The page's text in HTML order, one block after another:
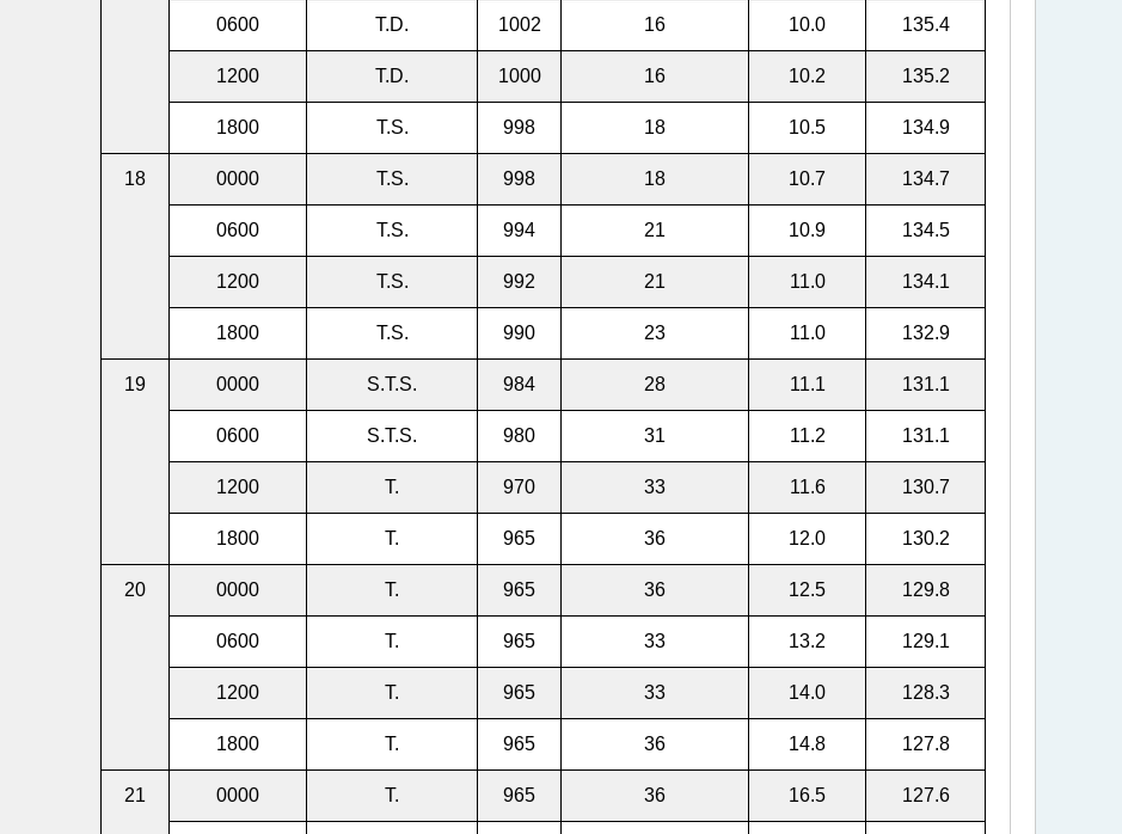
0600 T.D. 1002 16 10.0 135.4
1200 T.D. 1000 16 10.2 135.2
1800 T.S. 998 18 10.5 134.9
18 0000 T.S. 998 18 10.7 134.7
0600 T.S. 994 21 10.9 134.5
1200 T.S. 992 21 11.0 134.1
1800 T.S. 990 23 11.0 132.9
19 0000 S.T.S. 984 28 11.1 131.1
0600 S.T.S. 980 31 11.2 131.1
1200 T. 970 33 11.6 130.7
1800 T. 965 36 12.0 130.2
20 0000 T. 965 36 12.5 129.8
0600 T. 965 33 13.2 129.1
1200 T. 965 33 14.0 128.3
1800 T. 965 36 14.8 127.8
21 0000 T. 965 36 16.5 127.6